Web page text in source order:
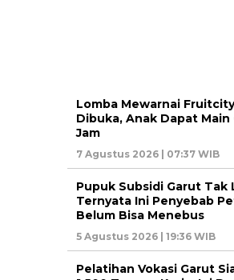
Lomba Mewarnai
Dibuka, Anak Dapat Main
Jam
7 Agustus 2026 | 07:37 WIB
Pupuk Subsidi Garut Tak
Ternyata Ini Penyebab
Belum Bisa Menebus
5 Agustus 2026 | 19:36 WIB
Pelatihan Vokasi Garut